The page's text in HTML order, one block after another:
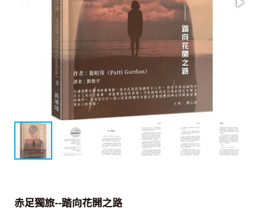
赤足獨旅--踏向花開之路